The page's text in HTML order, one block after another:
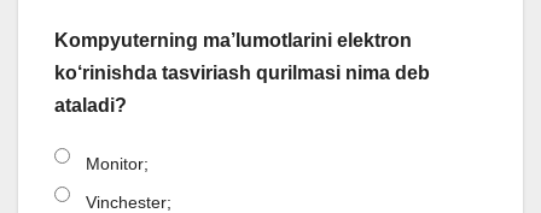
Kompyuterning ma’lumotlarini elektron
ko‘rinishda tasviriash qurilmasi nima deb
ataladi?
Monitor;
Vinchester;